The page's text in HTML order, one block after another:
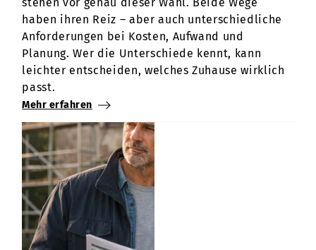
haben ihren Reiz – aber auch unterschiedliche
Anforderungen bei Kosten, Aufwand und
Planung. Wer die Unterschiede kennt, kann
leichter entscheiden, welches Zuhause wirklich
passt.
Mehr erfahren